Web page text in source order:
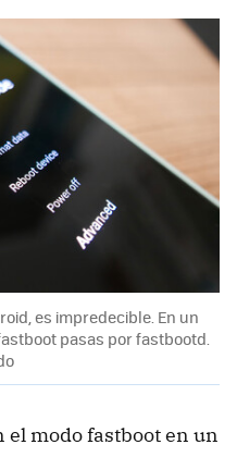
es impredecible. En un
pasas por fastbootd.
el modo fastboot en un